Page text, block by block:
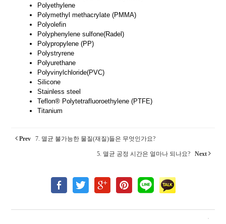
Polyethylene
Polymethyl methacrylate (PMMA)
Polyolefin
Polyphenylene sulfone(Radel)
Polypropylene (PP)
Polystryrene
Polyurethane
Polyvinylchloride(PVC)
Silicone
Stainless steel
Teflon® Polytetrafluoroethylene (PTFE)
Titanium
Prev 7. 멸균 불가능한 물질(재질)들은 무엇인가요?
5. 멸균 공정 시간은 얼마나 되나요? Next